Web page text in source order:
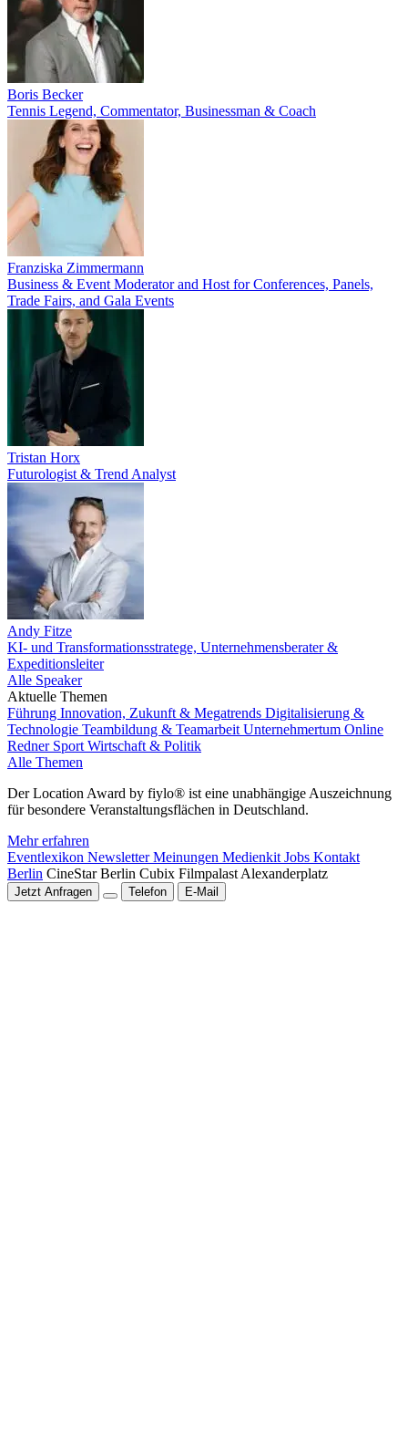
Boris Becker
Tennis Legend, Commentator, Businessman & Coach
Franziska Zimmermann
Business & Event Moderator and Host for Conferences, Panels,
Trade Fairs, and Gala Events
Tristan Horx
Futurologist & Trend Analyst
Andy Fitze
KI- und Transformationsstratege, Unternehmensberater &
Expeditionsleiter
Alle Speaker
Aktuelle Themen
Führung Innovation, Zukunft & Megatrends Digitalisierung &
Technologie Teambildung & Teamarbeit Unternehmertum Online
Redner Sport Wirtschaft & Politik
Alle Themen
Der Location Award by fiylo® ist eine unabhängige Auszeichnung
für besondere Veranstaltungsflächen in Deutschland.
Mehr erfahren
Eventlexikon NewsletterMeinungen Medienkit Jobs Kontakt
Berlin CineStar Berlin Cubix Filmpalast Alexanderplatz
Jetzt Anfragen Telefon E-Mail